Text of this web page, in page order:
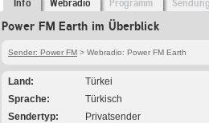
Info Webradio Programm
Power FM Earth im Überblick
Sender: Power FM > Webradio: Power FM Earth
Land
Türkei
Sprache
Türkisch
Sendertyp
Privatsender